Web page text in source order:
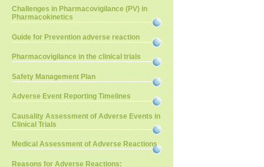
Challenges in Pharmacovigilance (PV) in
Pharmacokinetics
Guide for Prevention adverse reaction
Pharmacovigilance in the clinical trials
Safety Management Plan
Adverse Event Reporting Timelines
Causality Assessment of Adverse Events in
Clinical Trials
Medical Assessment of Adverse Reactions
Reasons for Adverse Reactions: